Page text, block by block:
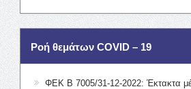
Ροή θεμάτων COVID – 19
ΦΕΚ Β 7005/31-12-2022: Έκτακτα